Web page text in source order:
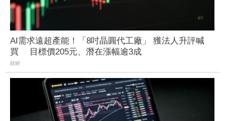
AI需求遠超產能！「8吋晶圓代工廠」 獲法人升評喊
買 目標價205元、潛在漲幅逾3成
財經